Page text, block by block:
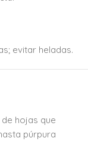
evitar heladas.
hojas que
púrpura